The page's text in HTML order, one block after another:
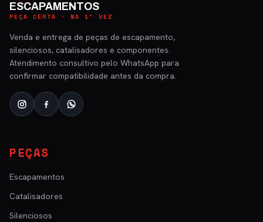
ESCAPAMENTOS
PEÇA CERTA · NA 1ª VEZ
Venda e entrega de peças de escapamento,
silenciosos, catalisadores e componentes.
Atendimento consultivo pelo WhatsApp para
confirmar compatibilidade antes da compra.
PEÇAS
Escapamentos
Catalisadores
Silenciosos